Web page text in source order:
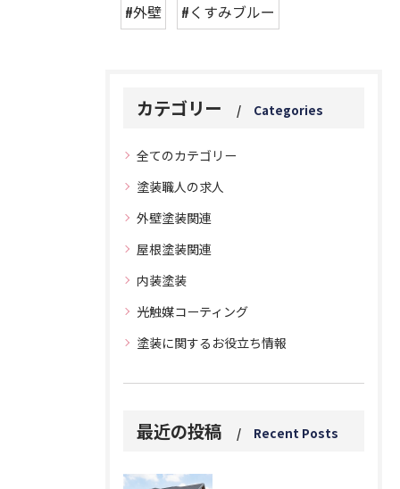
#外壁 #くすみブルー
カテゴリー Categories
全てのカテゴリー
塗装職人の求人
外壁塗装関連
屋根塗装関連
内装塗装
光触媒コーティング
塗装に関するお役立ち情報
最近の投稿 Recent Posts